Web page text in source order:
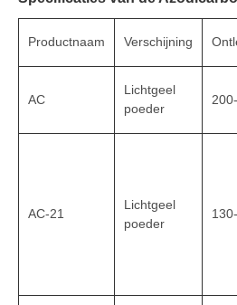
Productnaam Verschijning
AC
Lichtgeel
poeder
AC-21
Lichtgeel
poeder